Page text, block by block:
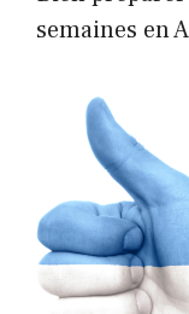
semaines en